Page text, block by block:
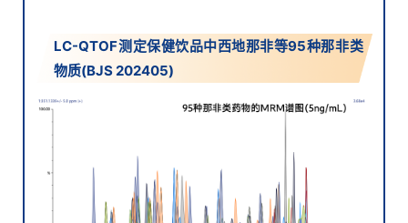
LC-QTOF测定保健饮品中西地那非等95种那非类
物质(BJS 202405)